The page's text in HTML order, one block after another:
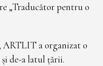
„Traducător pentru o
ARTLIT a organizat o
de-a latul țării.